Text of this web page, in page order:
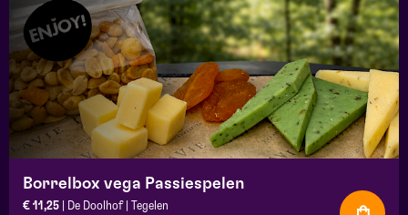
Borrelbox vega Passiespelen
€ 11,25 | De Doolhof | Tegelen